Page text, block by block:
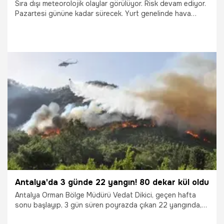
Sıra dışı meteorolojik olaylar görülüyor. Risk devam ediyor.
Pazartesi gününe kadar sürecek. Yurt genelinde hava
Bayrampaşa'da alt geçitte bir araç suya gömülürken, iki kişi
de mahsur kaldı. Araçta mahsur kalanlar yüzerek kurtuldu.
Meteoroloji'den Marmara ve İstanbul için yeni uyarı
yapılırken CNN TÜRK Meteoroloji Danışmanı Prof. Dr. Orhan
Şen sıradışı meteorolojik olaylara ilişkin uyarılarda bulundu.
AFAD Arama Kurtarma Teknisyeni İsmail Koçhan ise sel
anında yapılması gerekenleri anlattı.
15.06.2021 Gündem
Antalya'da 3 günde 22 yangın! 80 dekar kül oldu
Antalya Orman Bölge Müdürü Vedat Dikici, geçen hafta
sonu başlayıp, 3 gün süren poyrazda çıkan 22 yangında,